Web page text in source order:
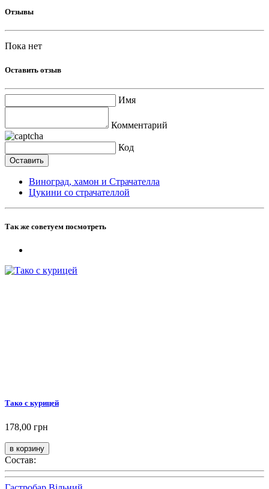
Отзывы
Пока нет
Оставить отзыв
Имя
Комментарий
Код
Виноград, хамон и Страчателла
Цукини со страчателлой
Так же советуем посмотреть
Тако с курицей
178,00 грн
Состав: